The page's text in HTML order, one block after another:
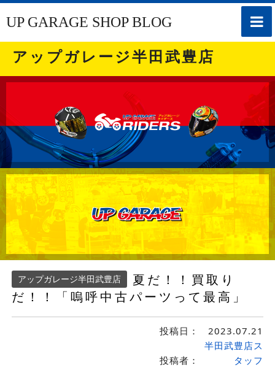
toggle
UP GARAGE SHOP BLOG
アップガレージ半田武豊店
アップガレージ半田武豊店
夏だ！！買取り
だ！！「嗚呼中古パーツって最高」
投稿日： 2023.07.21
投稿者：
半田武豊店ス
タッフ